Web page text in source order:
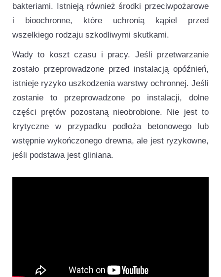
bakteriami. Istnieją również środki przeciwpożarowe
i bioochronne, które uchronią kąpiel przed
wszelkiego rodzaju szkodliwymi skutkami.
Wady to koszt czasu i pracy. Jeśli przetwarzanie
zostało przeprowadzone przed instalacją opóźnień,
istnieje ryzyko uszkodzenia warstwy ochronnej. Jeśli
zostanie to przeprowadzone po instalacji, dolne
części prętów pozostaną nieobrobione. Nie jest to
krytyczne w przypadku podłoża betonowego lub
wstępnie wykończonego drewna, ale jest ryzykowne,
jeśli podstawa jest gliniana.